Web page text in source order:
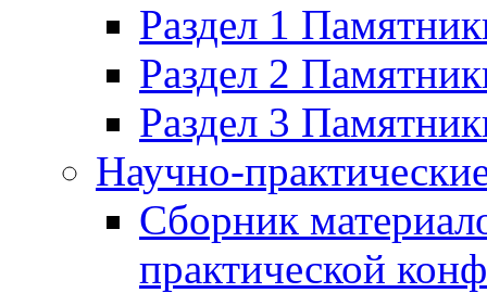
Раздел 1
Раздел 2
Раздел 3
Научно-
Сборник
практической